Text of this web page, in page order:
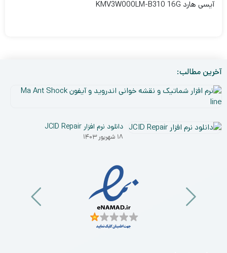
آیسی هارد KMV3W000LM-B310 16G
آخرین مطالب:
دانلود نرم افزار JCID Repair
۱۸ شهریور ۱۴۰۳